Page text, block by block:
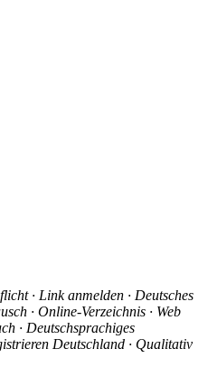
· Link anmelden · Deutsches
· Online-Verzeichnis · Web
· Deutschsprachiges
Deutschland · Qualitativ